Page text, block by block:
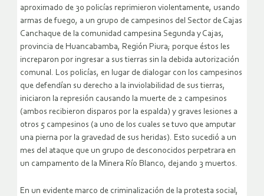
aproximado de 30 policías reprimieron violentamente, usando
armas de fuego, a un grupo de campesinos del Sector de Cajas
Canchaque de la comunidad campesina Segunda y Cajas,
provincia de Huancabamba, Región Piura; porque éstos les
increparon por ingresar a sus tierras sin la debida autorización
comunal. Los policías, en lugar de dialogar con los campesinos
que defendían su derecho a la inviolabilidad de sus tierras,
iniciaron la represión causando la muerte de 2 campesinos
(ambos recibieron disparos por la espalda) y graves lesiones a
otros 5 campesinos (a uno de los cuales se tuvo que amputar
una pierna por la gravedad de sus heridas). Esto sucedió a un
mes del ataque que un grupo de desconocidos perpetrara en
un campamento de la Minera Río Blanco, dejando 3 muertos.
En un evidente marco de criminalización de la protesta social,